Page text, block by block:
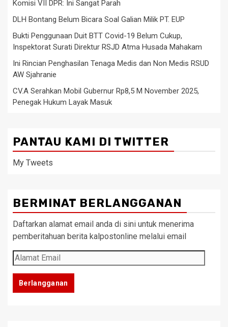
Komisi VII DPR: Ini Sangat Parah
DLH Bontang Belum Bicara Soal Galian Milik PT. EUP
Bukti Penggunaan Duit BTT Covid-19 Belum Cukup,
Inspektorat Surati Direktur RSJD Atma Husada Mahakam
Ini Rincian Penghasilan Tenaga Medis dan Non Medis RSUD
AW Sjahranie
CV.A Serahkan Mobil Gubernur Rp8,5 M November 2025,
Penegak Hukum Layak Masuk
PANTAU KAMI DI TWITTER
My Tweets
BERMINAT BERLANGGANAN
Daftarkan alamat email anda di sini untuk menerima
pemberitahuan berita kalpostonline melalui email
Alamat
Email
Berlangganan